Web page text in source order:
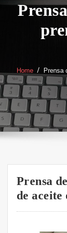
Home Prensa
Prensa
de aceite